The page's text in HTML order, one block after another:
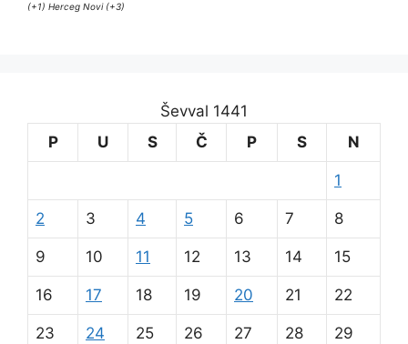
(+1) Herceg Novi (+3)
Ševval 1441
P
U S Č P S N
1
2 3 4 5 6 7 8
9 10 11 12 13 14 15
16 17 18 19 20 21 22
23 24 25 26 27 28 29